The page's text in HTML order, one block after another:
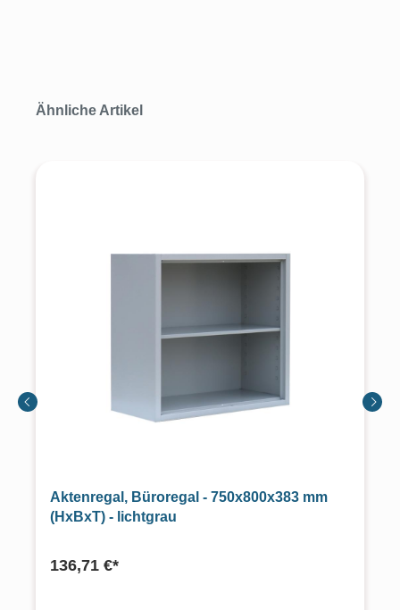
Produktgalerie überspringen
Ähnliche Artikel
Aktenregal, Büroregal - 750x800x383 mm
(HxBxT) - lichtgrau
136,71 €*